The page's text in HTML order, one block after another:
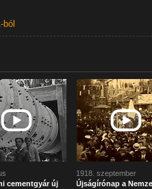
cementgyár új
1918. szeptember
Újságírónap a